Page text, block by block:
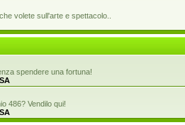
volete sull'arte e spettacolo..
spendere una fortuna!
486? Vendilo qui!